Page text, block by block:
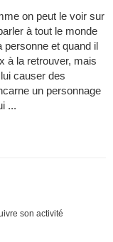
on peut le voir sur
à tout le monde
personne et quand il
à la retrouver, mais
causer des
un personnage
...
son activité